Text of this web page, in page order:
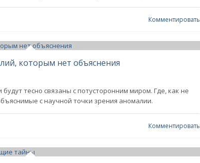
Комментировать
которым нет объяснения
тесно связаны с потусторонним миром. Где, как не
с научной точки зрения аномалии.
Комментировать